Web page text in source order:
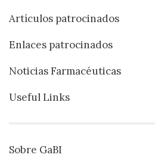
Artículos patrocinados
Enlaces patrocinados
Noticias Farmacéuticas
Useful Links
Sobre GaBI